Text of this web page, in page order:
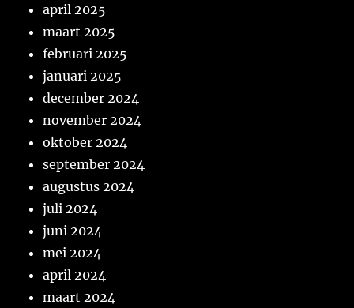
april 2025
maart 2025
februari 2025
januari 2025
december 2024
november 2024
oktober 2024
september 2024
augustus 2024
juli 2024
juni 2024
mei 2024
april 2024
maart 2024